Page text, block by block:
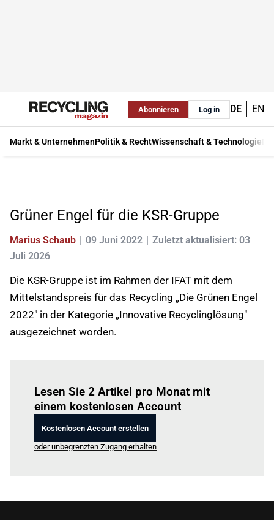
Abonnieren Log in DE EN
Markt & UnternehmenPolitik & RechtWissenschaft & Technologie
Grüner Engel für die KSR-Gruppe
Marius Schaub 09 Juni 2022
Zuletzt aktualisiert: 03
Juli 2026
Die KSR-Gruppe ist im Rahmen der IFAT mit dem
Mittelstandspreis für das Recycling „Die Grünen Engel
2022" in der Kategorie „Innovative Recyclinglösung"
ausgezeichnet worden.
Lesen Sie 2 Artikel pro Monat mit
einem kostenlosen Account
Kostenlosen Account erstellen
oder unbegrenzten Zugang erhalten